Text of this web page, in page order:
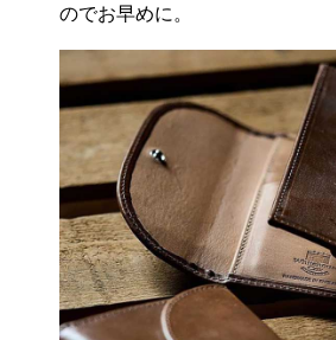
のでお早めに。